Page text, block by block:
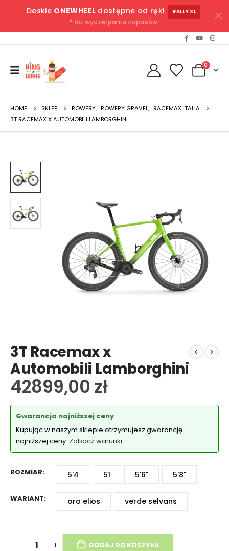
Deskie ONEWHEELdostępne od ręki RALLY XL
* do wyczerpania zapasów.
0
HOME SKLEP ROWERY, ROWERY GRAVEL, RACEMAX ITALIA
3T RACEMAX X AUTOMOBILI LAMBORGHINI
3T Racemax x
Automobili Lamborghini
42899,00 zł
Gwarancja najniższej ceny
Kupując w naszym sklepie otrzymujesz gwarancję
najniższej ceny. Zobacz warunki
ROZMIAR 5'4 51 5'6" 5'8"
WARIANT oro elios verde selvans
DODAJ DO KOSZYKA